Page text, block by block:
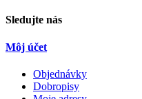
Sledujte nás
Môj účet
Objednávky
Dobropisy